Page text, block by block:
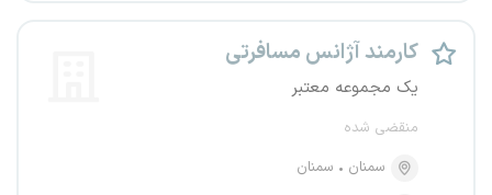
کارمند آژانس مسافرتی
یک مجموعه معتبر
منقضی شده
سمنان
سمنان